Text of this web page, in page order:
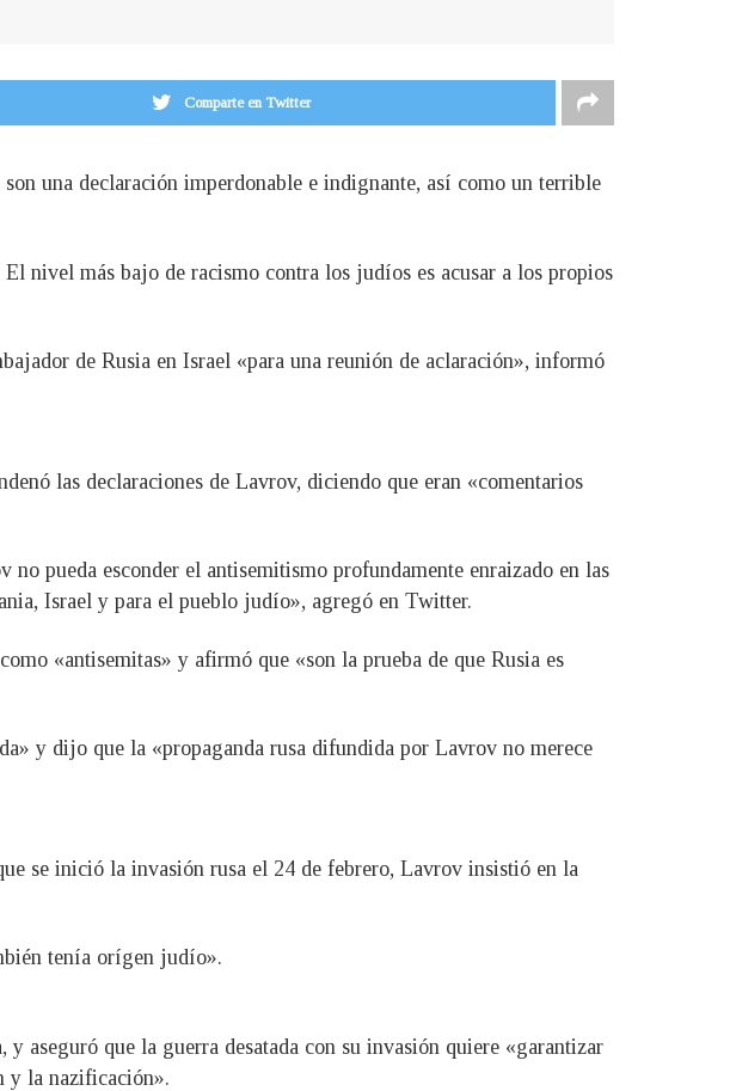
Comparte en Twitter
una declaración imperdonable e indignante, así como un terrible
nivel más bajo de racismo contra los judíos es acusar a los propios
de Rusia en Israel «para una reunión de aclaración», informó
las declaraciones de Lavrov, diciendo que eran «comentarios
pueda esconder el antisemitismo profundamente enraizado en las
Israel y para el pueblo judío», agregó en Twitter.
«antisemitas» y afirmó que «son la prueba de que Rusia es
y dijo que la «propaganda rusa difundida por Lavrov no merece
se inició la invasión rusa el 24 de febrero, Lavrov insistió en la
tenía orígen judío».
aseguró que la guerra desatada con su invasión quiere «garantizar
y la nazificación».